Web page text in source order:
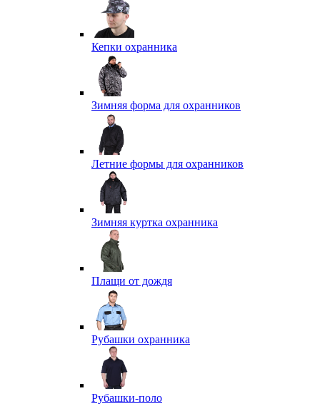
Кепки охранника
Зимняя форма для охранников
Летние формы для охранников
Зимняя куртка охранника
Плащи от дождя
Рубашки охранника
Рубашки-поло